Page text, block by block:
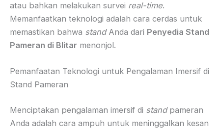
atau bahkan melakukan survei real-time.
Memanfaatkan teknologi adalah cara cerdas untuk
memastikan bahwa standAnda dari Penyedia Stand
Pameran di Blitar menonjol.
Pemanfaatan Teknologi untuk Pengalaman Imersif di
Stand Pameran
Menciptakan pengalaman imersif di standpameran
Anda adalah cara ampuh untuk meninggalkan kesan